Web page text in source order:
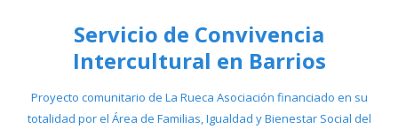
Servicio de Convivencia
Intercultural en Barrios
Proyecto comunitario de La Rueca Asociación financiado en su
totalidad por el Área de Familias, Igualdad y Bienestar Social del